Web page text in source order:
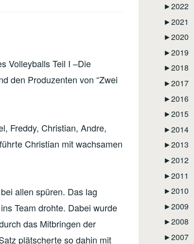
Volleyballs Teil I –Die
den Produzenten von “Zwei
Freddy, Christian, Andre,
Christian mit wachsamen
allen spüren. Das lag
Team drohte. Dabei wurde
das Mitbringen der
plätscherte so dahin mit
►2022
►2021
►2020
►2019
►2018
►2017
►2016
►2015
►2014
►2013
►2012
►2011
►2010
►2009
►2008
►2007